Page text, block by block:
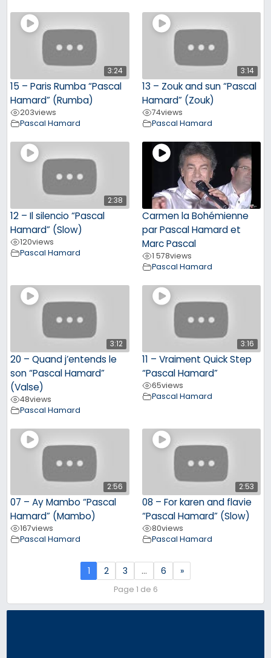
3:24
15 – Paris Rumba “Pascal
Hamard” (Rumba)
203views
Pascal Hamard
3:14
13 – Zouk and sun “Pascal
Hamard” (Zouk)
74views
Pascal Hamard
2:38
12 – Il silencio “Pascal
Hamard” (Slow)
120views
Pascal Hamard
Carmen la Bohémienne
par Pascal Hamard et
Marc Pascal
1 578views
Pascal Hamard
3:12
20 – Quand j’entends le
son “Pascal Hamard”
(Valse)
48views
Pascal Hamard
3:16
11 – Vraiment Quick Step
“Pascal Hamard”
65views
Pascal Hamard
2:56
07 – Ay Mambo “Pascal
Hamard” (Mambo)
167views
Pascal Hamard
2:53
08 – For karen and flavie
“Pascal Hamard” (Slow)
80views
Pascal Hamard
1 2 3 … 6 »
Page 1 de 6